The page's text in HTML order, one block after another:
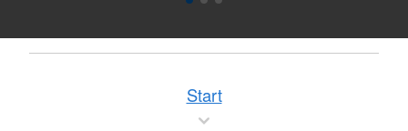
Start